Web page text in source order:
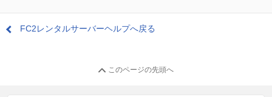
FC2レンタルサーバーヘルプへ戻る
このページの先頭へ